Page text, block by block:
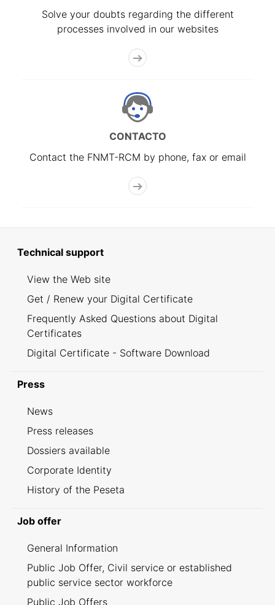
Solve your doubts regarding the different
processes involved in our websites
CONTACTO
Contact the FNMT-RCM by phone, fax or email
Technical support
View the Web site
Get / Renew your Digital Certificate
Frequently Asked Questions about Digital
Certificates
Digital Certificate - Software Download
Press
News
Press releases
Dossiers available
Corporate Identity
History of the Peseta
Job offer
General Information
Public Job Offer, Civil service or established
public service sector workforce
Public Job Offers